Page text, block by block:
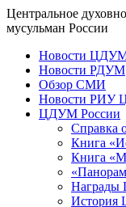
Центральное
мусульман России
Новости
Новости РДУМ
Обзор СМИ
Новости РИУ
ЦДУМ России
Справка
Книга
Книга
Награды
История